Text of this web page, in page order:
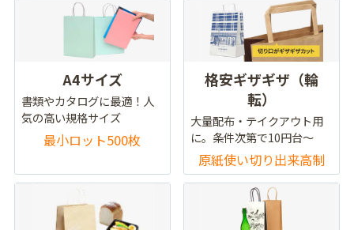
A4サイズ
書類やカタログに最適！人
気の高い規格サイズ
最小ロット500枚
格安ギザギザ（輪
転）
大量配布・テイクアウト用
に。条件次第で10円台～
原紙使い切り出来高制